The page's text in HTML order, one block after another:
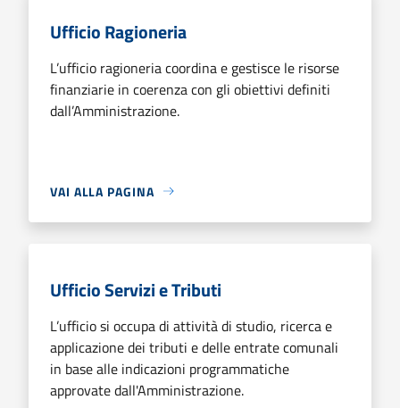
Ufficio Ragioneria
L’ufficio ragioneria coordina e gestisce le risorse
finanziarie in coerenza con gli obiettivi definiti
dall’Amministrazione.
VAI ALLA PAGINA
Ufficio Servizi e Tributi
L’ufficio si occupa di attività di studio, ricerca e
applicazione dei tributi e delle entrate comunali
in base alle indicazioni programmatiche
approvate dall'Amministrazione.